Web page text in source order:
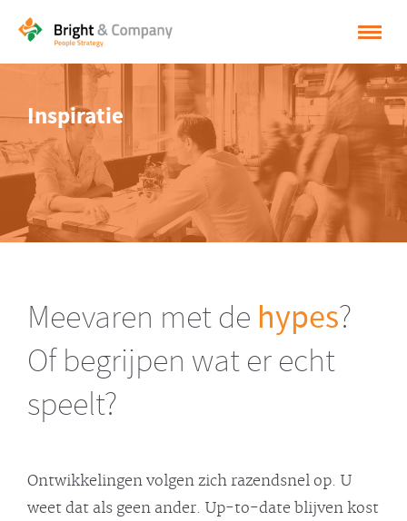
OPLOSSINGEN
CASES
INSPIRATIE
OVER BRIGHT & COMPANY
NEDERLANDS
ENGLISH
Inspiratie
Meevaren met de hypes?
Of begrijpen wat er echt
speelt?
Ontwikkelingen volgen zich razendsnel op. U
weet dat als geen ander. Up-to-date blijven kost